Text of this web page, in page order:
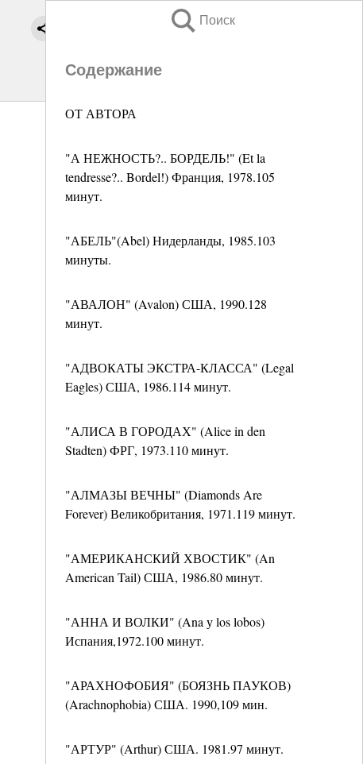
Поиск
Содержание
ОТ АВТОРА
"А НЕЖНОСТЬ?.. БОРДЕЛЬ!" (Et la
tendresse?.. Bordel!) Франция, 1978.105
минут.
"АБЕЛЬ"(Abel) Нидерланды, 1985.103
минуты.
"АВАЛОН" (Avalon) США, 1990.128
минут.
"АДВОКАТЫ ЭКСТРА-КЛАССА" (Legal
Eagles) США, 1986.114 минут.
"АЛИСА В ГОРОДАХ" (Alice in den
Stadten) ФРГ, 1973.110 минут.
"АЛМАЗЫ ВЕЧНЫ" (Diamonds Are
Forever) Великобритания, 1971.119 минут.
"АМЕРИКАНСКИЙ ХВОСТИК" (An
American Tail) США, 1986.80 минут.
"АННА И ВОЛКИ" (Ana у los lobos)
Испания,1972.100 минут.
"АРАХНОФОБИЯ" (БОЯЗНЬ ПАУКОВ)
(Arachnophobia) США. 1990,109 мин.
"АРТУР" (Arthur) США. 1981.97 минут.